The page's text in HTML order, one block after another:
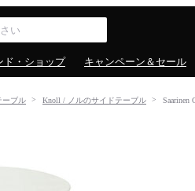
ド・ショップ キャンペーン＆セール
ーブル Knoll / ノルのサイドテーブル Saarinen